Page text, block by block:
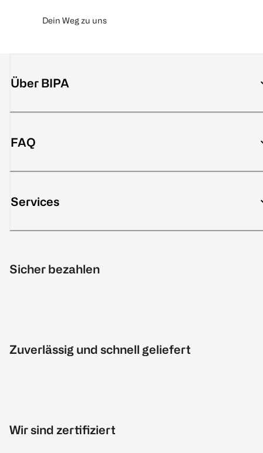
Dein Weg zu uns
Über BIPA
FAQ
Services
Sicher bezahlen
Zuverlässig und schnell geliefert
Wir sind zertifiziert